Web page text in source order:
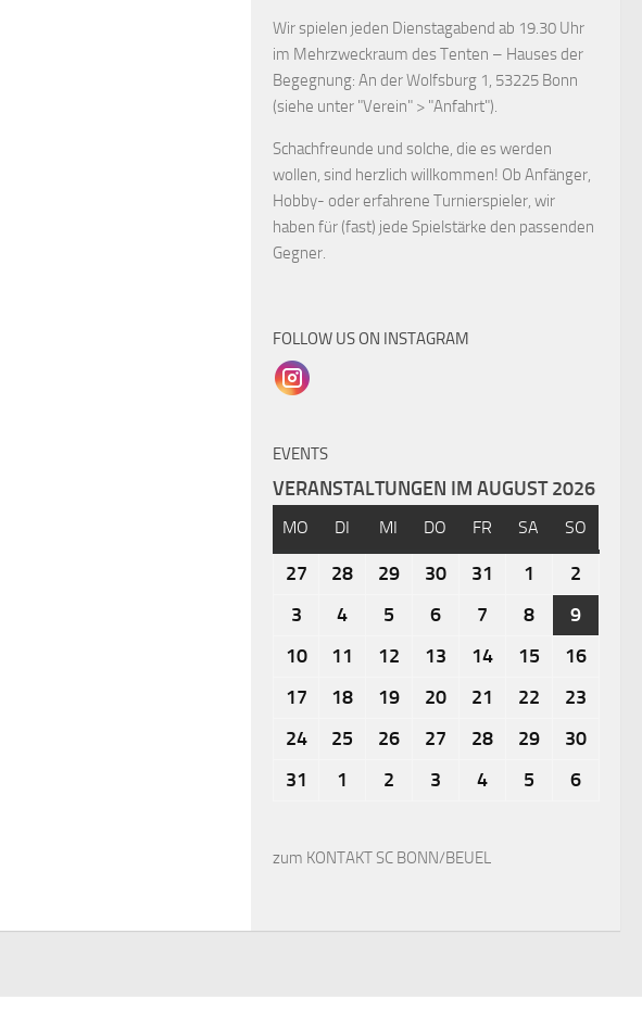
Wir spielen jeden Dienstagabend ab 19.30 Uhr
im Mehrzweckraum des Tenten – Hauses der
Begegnung: An der Wolfsburg 1, 53225 Bonn
(siehe unter "Verein" > "Anfahrt").
Schachfreunde und solche, die es werden
wollen, sind herzlich willkommen! Ob Anfänger,
Hobby- oder erfahrene Turnierspieler, wir
haben für (fast) jede Spielstärke den passenden
Gegner.
FOLLOW US ON INSTAGRAM
EVENTS
VERANSTALTUNGEN IM AUGUST 2026
MO DI MI DO FR SA SO
27 28 29 30 31 1
2
3
4 5 6 7 8
9
10
11 12 13 14 15
16
17
18 19 20 21 22
23
24
25 26 27 28 29
30
31
1 2 3 4 5 6
zum KONTAKT SC BONN/BEUEL